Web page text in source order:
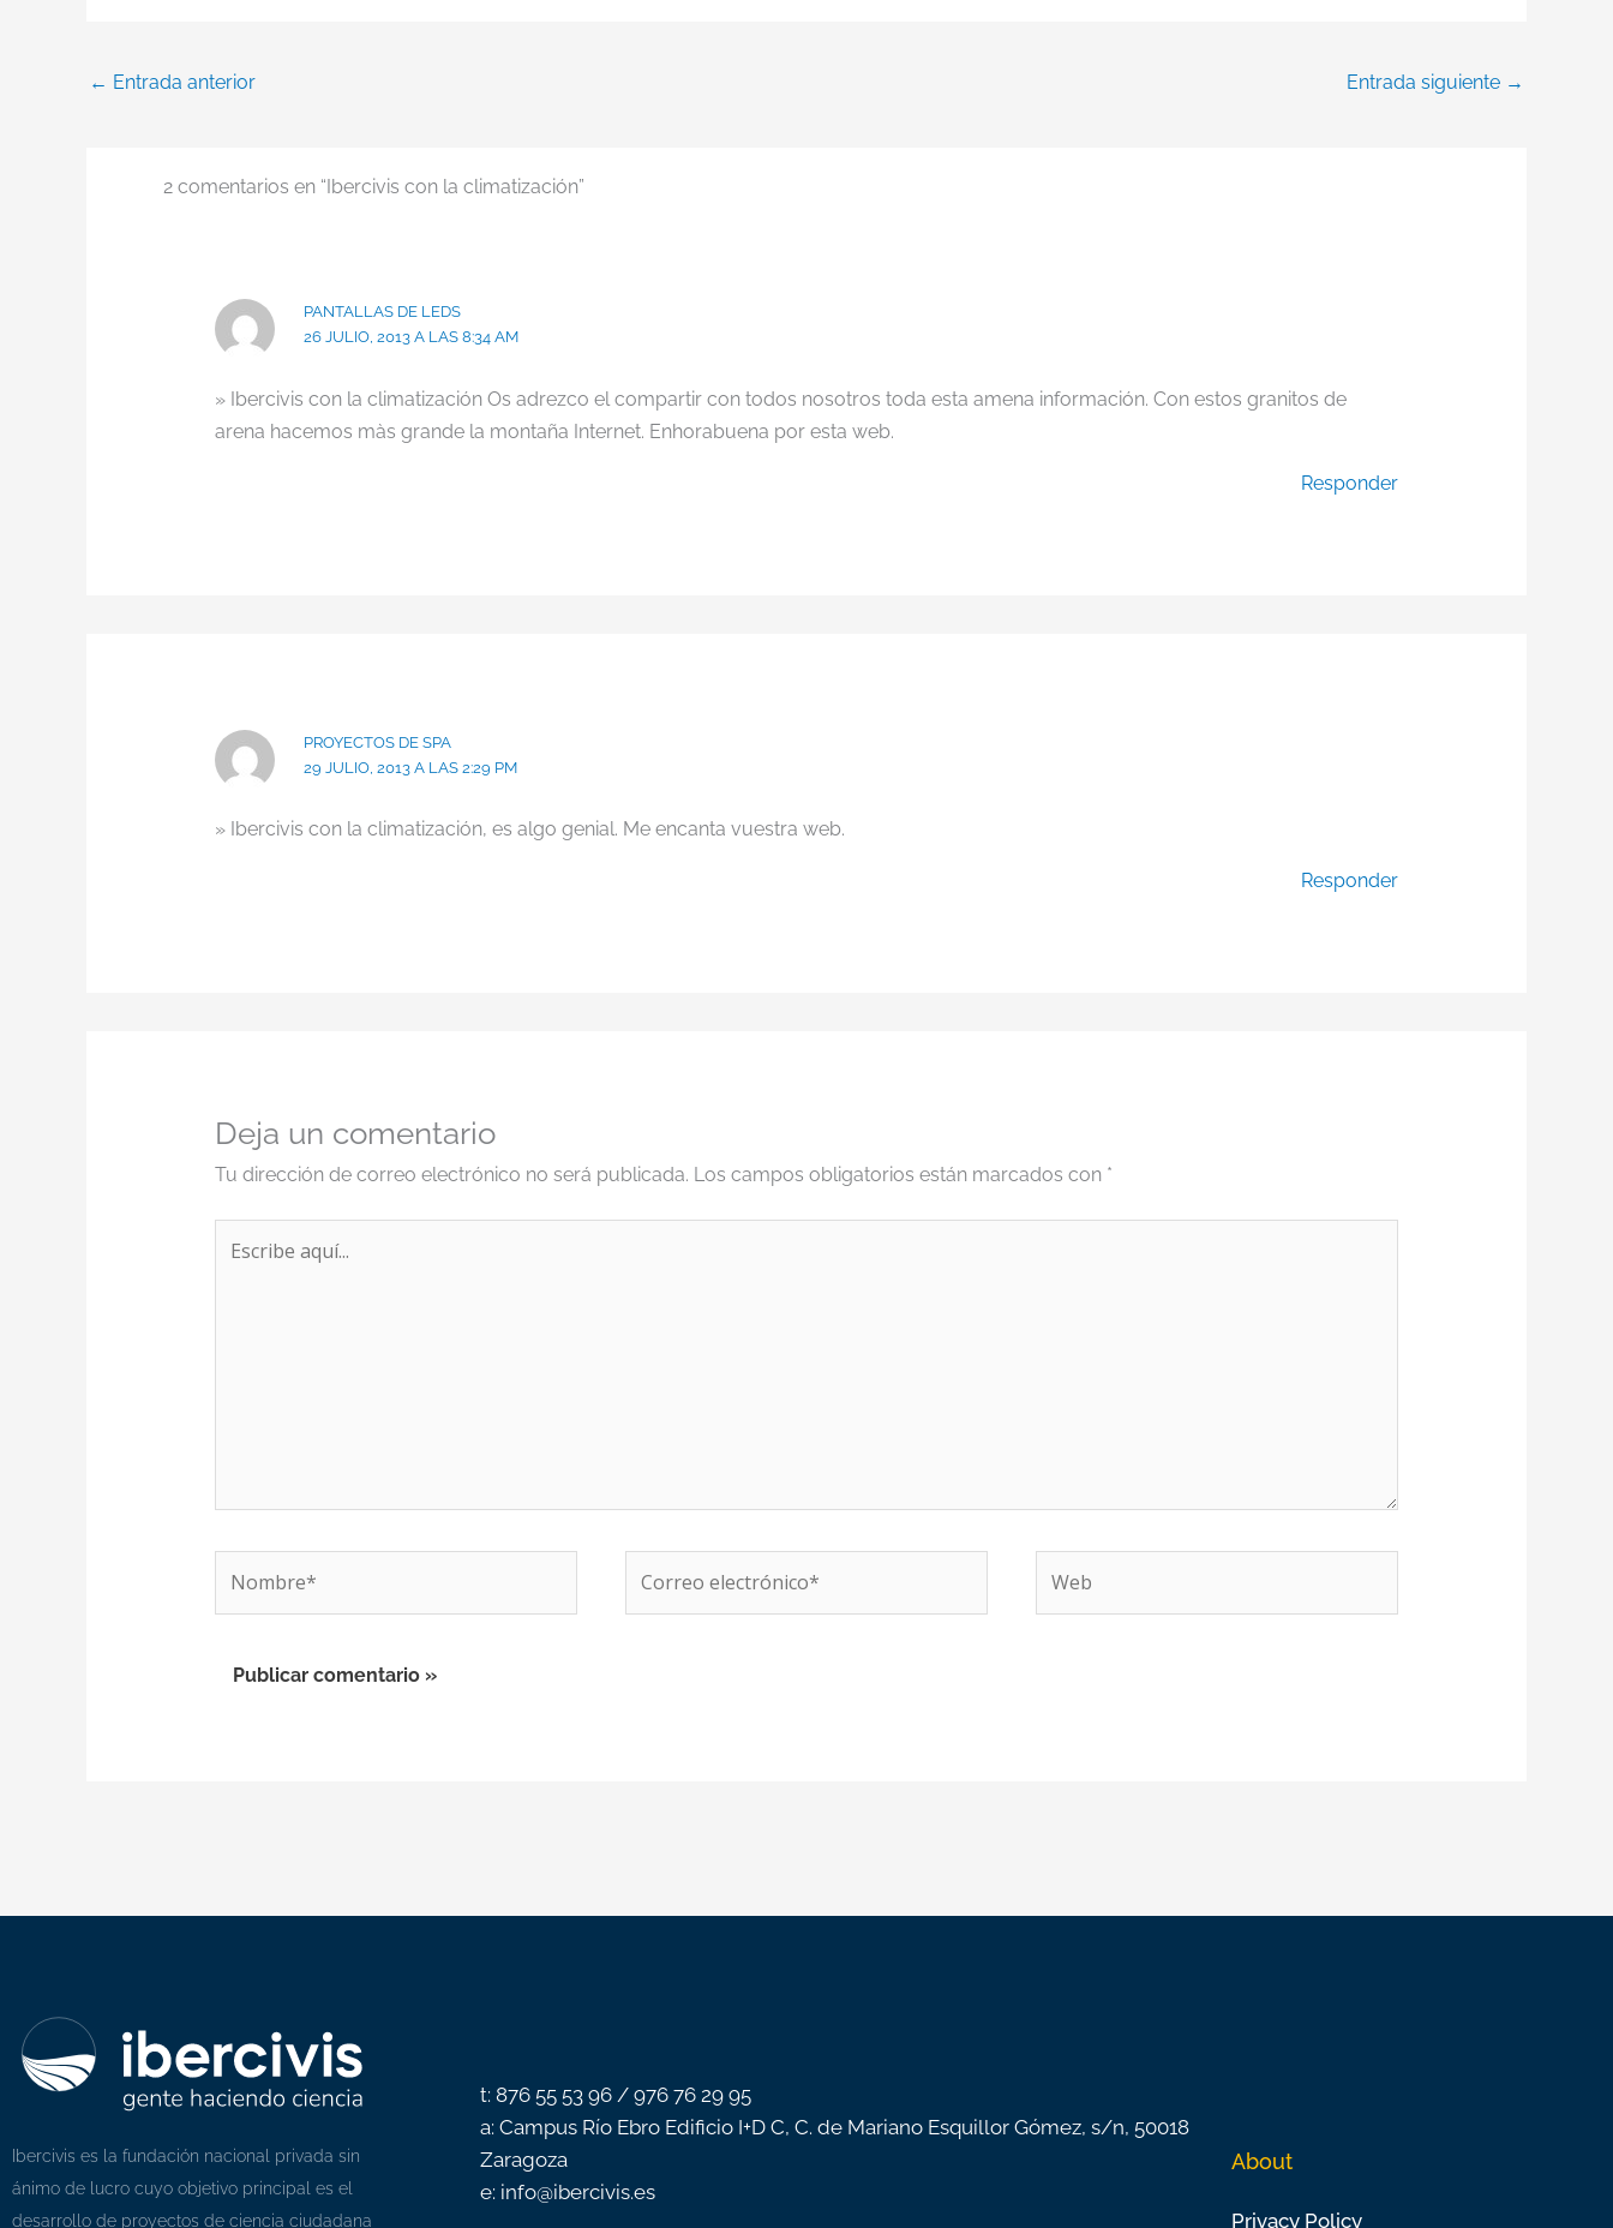
← Entrada anterior Entrada siguiente →
2 comentarios en “Ibercivis con la climatización”
PANTALLAS DE LEDS
26 JULIO, 2013 A LAS 8:34 AM
» Ibercivis con la climatización Os adrezco el compartir con todos nosotros toda esta amena información. Con estos granitos de
arena hacemos màs grande la montaña Internet. Enhorabuena por esta web.
Responder
PROYECTOS DE SPA
29 JULIO, 2013 A LAS 2:29 PM
» Ibercivis con la climatización, es algo genial. Me encanta vuestra web.
Responder
Deja un comentario
Tu dirección de correo electrónico no será publicada. Los campos obligatorios están marcados con *
Ibercivis es la fundación nacional privada sin
ánimo de lucro cuyo objetivo principal es el
desarrollo de proyectos de ciencia ciudadana
t: 876 55 53 96 / 976 76 29 95
a: Campus Río Ebro Edificio I+D C, C. de Mariano Esquillor Gómez, s/n, 50018
Zaragoza
e: info@ibercivis.es
About
Privacy Policy